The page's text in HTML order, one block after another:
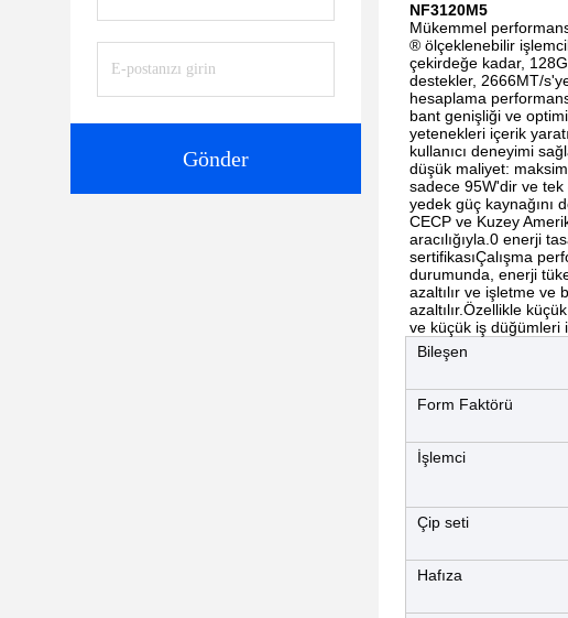
Gönder
NF3120M5
Mükemmel
® ölçeklenebilir
çekirdeğe kadar,
destekler, 2666MT/
hesaplama
bant genişliği ve
yetenekleri içerik
kullanıcı deneyimi
düşük maliyet:
sadece 95W'dir ve tek
yedek güç kaynağını
CECP ve Kuzey
aracılığıyla.0 enerji
sertifikasıÇalışma
durumunda, enerji
azaltılır ve işletme ve
azaltılır.Özellikle
ve küçük iş düğümleri
Bileşen
Form Faktörü
İşlemci
Çip seti
Hafıza